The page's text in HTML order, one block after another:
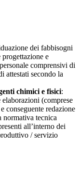
dei fabbisogni
e
comprensivi di
attestati secondo la
chimici e fisici:
(comprese
conseguente redazione
tecnica
all’interno dei
/ servizio